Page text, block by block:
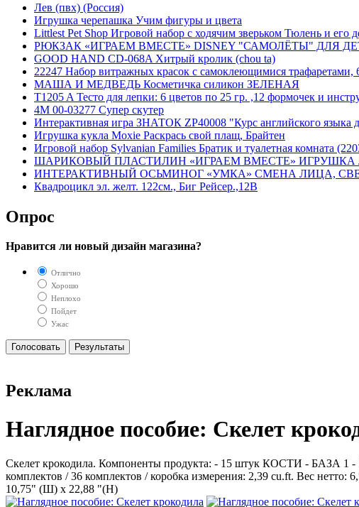
Лев (пвх) (Россия)
Игрушка черепашка Учим фигуры и цвета
Littlest Pet Shop Игровой набор с ходячим зверьком Тюлень и его
РЮКЗАК «ИГРАЕМ ВМЕСТЕ» DISNEY "САМОЛЁТЫ" ДЛЯ
GOOD HAND CD-068A Хитрый кролик (chou ta)
22247 Набор витражных красок с самоклеющимися трафаретами,
МАША И МЕДВЕДЬ Косметичка силикон ЗЕЛЕНАЯ
T1205 A Тесто для лепки: 6 цветов по 25 гр. ,12 формочек и
4M 00-03277 Супер скутер
Интерактивная игра ЗНАТОК ZP40008 "Курс английского языка
Игрушка кукла Moxie Раскрась свой плащ, Брайтен
Игровой набор Sylvanian Families Братик и туалетная комната
ШАРИКОВЫЙ ПЛАСТИЛИН «ИГРАЕМ ВМЕСТЕ» ИГРУШКА
ИНТЕРАКТИВНЫЙ ОСЬМИНОГ «УМКА» СМЕНА ЛИЦА,
Квадроцикл эл. желт. 122см., Биг Рейсер.,12В
Опрос
Нравится ли новый дизайн магазина?
Отлично
Хорошо
Неплохо
Пойдет
Ужас
Реклама
Наглядное пособие: Скелет
Скелет крокодила. Компоненты продукта: - 15 штук КОСТИ - БАЗА 1
комплектов / 36 комплектов / коробка измерения: 2,39 cu.ft. Вес
10,75" (Ш) х 22,88 "(H)